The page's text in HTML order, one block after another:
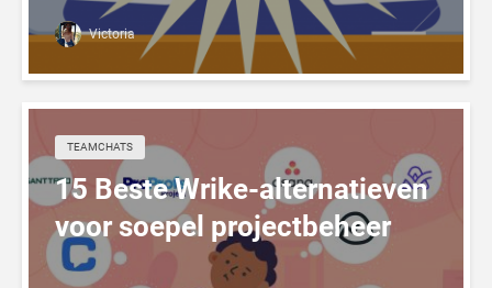
Victoria
TEAMCHATS
15 Beste Wrike-alternatieven
voor soepel projectbeheer